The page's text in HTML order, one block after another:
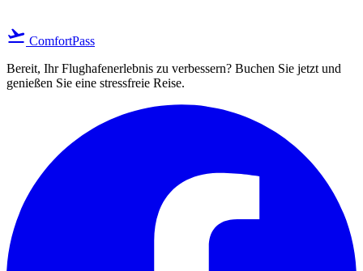
flight_takeoff ComfortPass
Bereit, Ihr Flughafenerlebnis zu verbessern? Buchen Sie jetzt und
genießen Sie eine stressfreie Reise.